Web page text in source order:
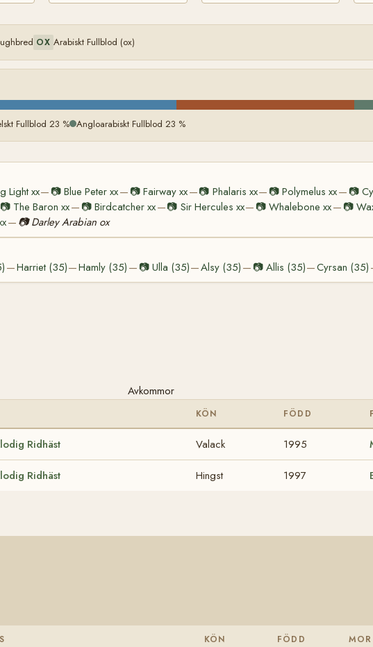
OX Arabiskt Fullblod (ox)
Fullblod 23 % Angloarabiskt Fullblod 23 %
Light xx— 📷 Blue Peter xx— 📷Fairway xx—📷 Phalaris xx— 📷Polymelus xx— 📷
📷 The Baron xx— 📷Birdcatcher xx—📷 Sir Hercules xx— 📷Whalebone xx— 📷
— 📷 Darley Arabian ox
—Harriet (35)—Hamly (35) — 📷 Ulla (35)—Alsy (35) — 📷 Allis (35)—Cyrsan (35)
Avkommor
KÖN FÖDD
Ridhäst Valack 1995
Ridhäst Hingst 1997
KÖN FÖDD MOR